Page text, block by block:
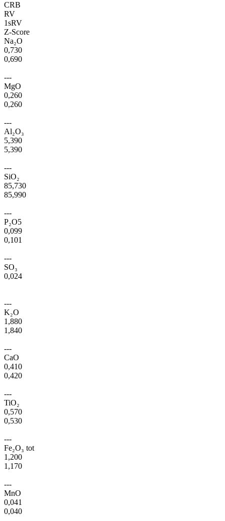
CRB
RV
1sRV
Z-Score
Na₂O
0,730
0,690
---
MgO
0,260
0,260
---
Al₂O₃
5,390
5,390
---
SiO₂
85,730
85,990
---
P₂O5
0,099
0,101
---
SO₃
0,024
---
K₂O
1,880
1,840
---
CaO
0,410
0,420
---
TiO₂
0,570
0,530
---
Fe₂O₃ tot
1,200
1,170
---
MnO
0,041
0,040